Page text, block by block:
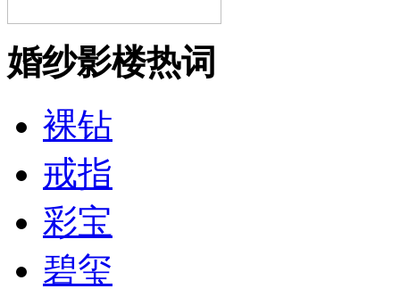
婚纱影楼热词
裸钻
戒指
彩宝
碧玺